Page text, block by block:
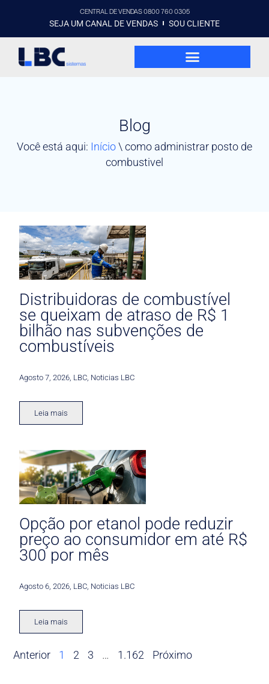
CENTRAL DE VENDAS 0800 760 0305
SEJA UM CANAL DE VENDAS SOU CLIENTE
Blog
Você está aqui: Início\ como administrar posto de
combustivel
Distribuidoras de combustível
se queixam de atraso de R$ 1
bilhão nas subvenções de
combustíveis
Agosto 7, 2026 LBC Noticias LBC
Leia mais
Opção por etanol pode reduzir
preço ao consumidor em até R$
300 por mês
Agosto 6, 2026 LBC Noticias LBC
Leia mais
Anterior 1 2 3 … 1.162 Próximo